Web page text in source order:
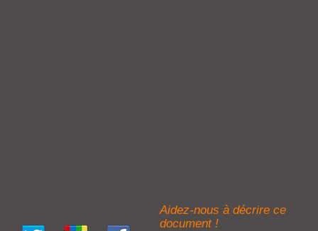
Aidez-nous à décrire ce
document !